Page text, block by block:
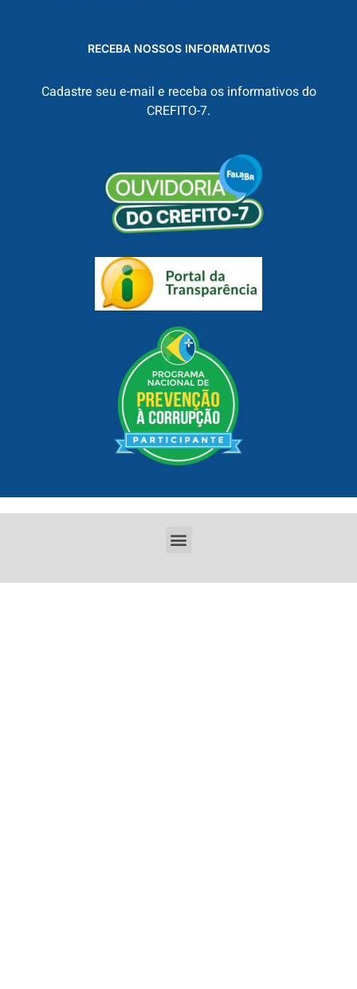
RECEBA NOSSOS INFORMATIVOS
Cadastre seu e-mail e receba os informativos do
CREFITO-7.